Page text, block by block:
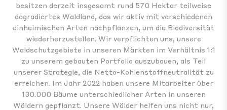
besitzen derzeit insgesamt rund 570 Hektar teilweise
degradiertes Waldland, das wir aktiv mit verschiedenen
einheimischen Arten nachpflanzen, um die Biodiversität
wiederherzustellen. Wir verpflichten uns, unsere
Waldschutzgebiete in unseren Märkten im Verhältnis 1:1
zu unserem gebauten Portfolio auszubauen, als Teil
unserer Strategie, die Netto-Kohlenstoffneutralität zu
erreichen. Im Jahr 2022 haben unsere Mitarbeiter über
130.000 Bäume unterschiedlicher Arten in unseren
Wäldern gepflanzt. Unsere Wälder helfen uns nicht nur,